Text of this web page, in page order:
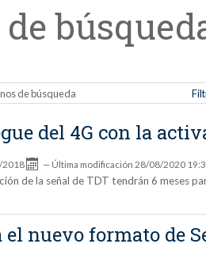
de búsqueda
del 4G con la
— Última modificación 28/08/2020
de la señal de TDT tendrán 6 meses
nuevo formato de